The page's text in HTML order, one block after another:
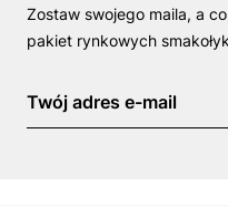
Zostaw swojego maila, a
pakiet rynkowych